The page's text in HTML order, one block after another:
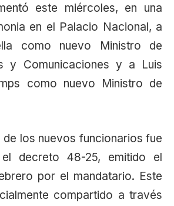
este miércoles, en una
en el Palacio Nacional, a
como nuevo Ministro de
y Comunicaciones y a Luis
como nuevo Ministro de
de los nuevos funcionarios fue
el decreto 48-25, emitido el
por el mandatario. Este
compartido a través